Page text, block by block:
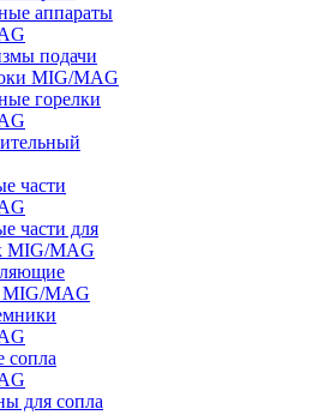
аппараты
подачи
MIG/MAG
горелки
части
части для
MIG/MAG
MIG/MAG
сопла
для сопла